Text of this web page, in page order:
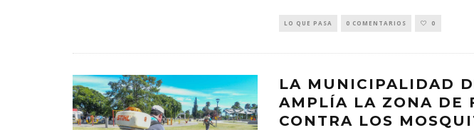
LO QUE PASA 0 COMENTARIOS 0
LA MUNICIPALIDAD
AMPLÍA LA ZONA DE
CONTRA LOS